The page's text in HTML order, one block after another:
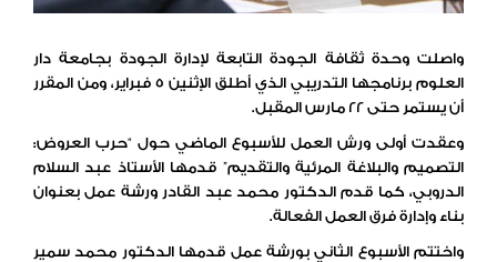
واصلت وحدة ثقافة الجودة التابعة لإدارة الجودة بجامعة دار
العلوم برنامجها التدريبي الذي أطلق الإثنين 5 فبراير، ومن المقرر
أن يستمر حتى 22 مارس المقبل.
وعقدت أولى ورش العمل للأسبوع الماضي حول “حرب العروض:
التصميم والبلاغة المرئية والتقديم” قدمها الأستاذ عبد السلام
الدروبي، كما قدم الدكتور محمد عبد القادر ورشة عمل بعنوان
بناء وإدارة فرق العمل الفعالة.
واختتم الأسبوع الثاني بورشة عمل قدمها الدكتور محمد سمير